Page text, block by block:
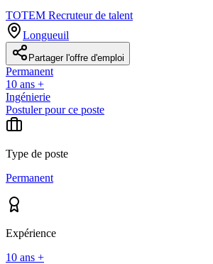
TOTEM Recruteur de talent
Longueuil
Partager l'offre d'emploi
Permanent
10 ans +
Ingénierie
Postuler pour ce poste
Type de poste
Permanent
Expérience
10 ans +